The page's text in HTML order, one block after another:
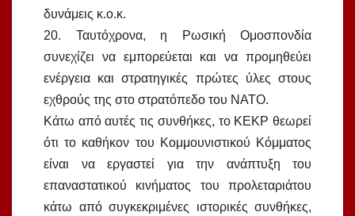
δυνάμεις κ.ο.κ.
20. Ταυτόχρονα, η Ρωσική Ομοσπονδία
συνεχίζει να εμπορεύεται και να προμηθεύει
ενέργεια και στρατηγικές πρώτες ύλες στους
εχθρούς της στο στρατόπεδο του ΝΑΤΟ.
Κάτω από αυτές τις συνθήκες, το ΚΕΚΡ θεωρεί
ότι το καθήκον του Κομμουνιστικού Κόμματος
είναι να εργαστεί για την ανάπτυξη του
επαναστατικού κινήματος του προλεταριάτου
κάτω από συγκεκριμένες ιστορικές συνθήκες,